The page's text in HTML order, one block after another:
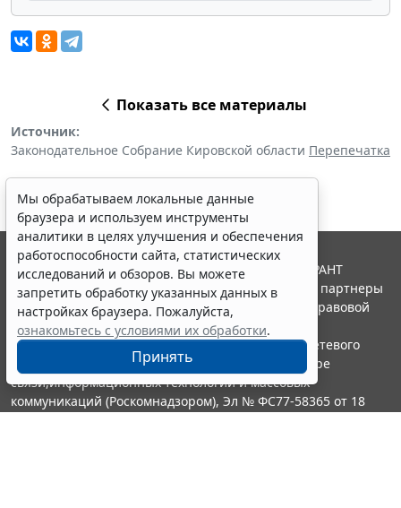
Показать все материалы
Источник:
Законодательное Собрание Кировской области Перепечатка
Мы обрабатываем локальные данные
браузера и используем инструменты
аналитики в целях улучшения и обеспечения
работоспособности сайта, статистических
исследований и обзоров. Вы можете
запретить обработку указанных данных в
настройках браузера. Пожалуйста,
ознакомьтесь с условиями их обработки.
Принять
© ООО "НПП "ГАРАНТ-СЕРВИС", 2026. Система ГАРАНТ
выпускается с 1990 года. Компания "Гарант" и ее партнеры
являются участниками Российской ассоциации правовой
информации ГАРАНТ.
Портал ГАРАНТ.РУ зарегистрирован в качестве сетевого
издания Федеральной службой по надзору в сфере
связи,информационных технологий и массовых
коммуникаций (Роскомнадзором), Эл № ФС77-58365 от 18